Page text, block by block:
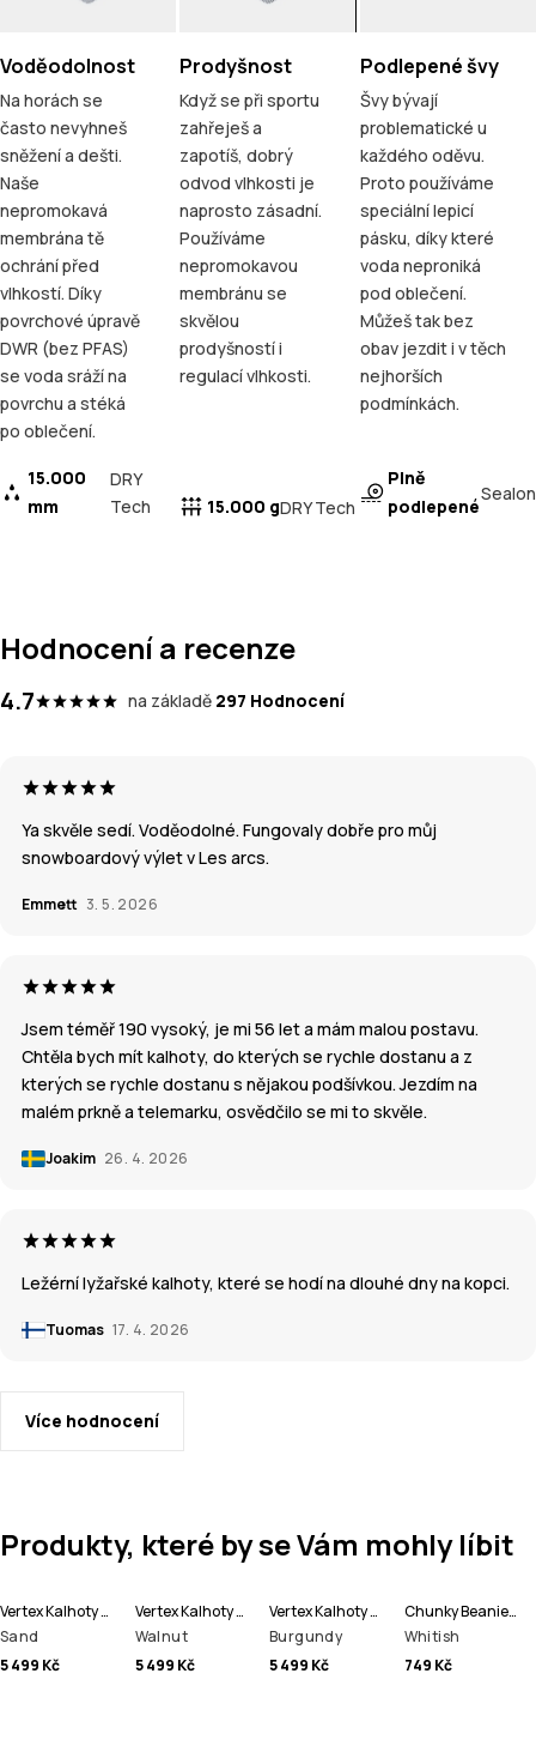
Voděodolnost
Na horách se
často nevyhneš
sněžení a dešti.
Naše
nepromokavá
membrána tě
ochrání před
vlhkostí. Díky
povrchové úpravě
DWR (bez PFAS)
se voda sráží na
povrchu a stéká
po oblečení.
15.000
mm
DRY
Tech
Prodyšnost
Když se při sportu
zahřeješ a
zapotíš, dobrý
odvod vlhkosti je
naprosto zásadní.
Používáme
nepromokavou
membránu se
skvělou
prodyšností i
regulací vlhkosti.
15.000 gDRY Tech
Podlepené švy
Švy bývají
problematické u
každého oděvu.
Proto používáme
speciální lepicí
pásku, díky které
voda neproniká
pod oblečení.
Můžeš tak bez
obav jezdit i v těch
nejhorších
podmínkách.
Plně
podlepené
Sealon
Hodnocení a recenze
4.7 na základě 297 Hodnocení
Ya skvěle sedí. Voděodolné. Fungovaly dobře pro můj
snowboardový výlet v Les arcs.
Emmett 3. 5. 2026
Jsem téměř 190 vysoký, je mi 56 let a mám malou postavu.
Chtěla bych mít kalhoty, do kterých se rychle dostanu a z
kterých se rychle dostanu s nějakou podšívkou. Jezdím na
malém prkně a telemarku, osvědčilo se mi to skvěle.
Joakim 26. 4. 2026
Ležérní lyžařské kalhoty, které se hodí na dlouhé dny na kopci.
Tuomas 17. 4. 2026
Více hodnocení
Produkty, které by se Vám mohly líbit
Vertex Kalhoty na Snowboard Pánské
Sand
5 499 Kč
Vertex Kalhoty na Snowboard Pánské
Walnut
5 499 Kč
Vertex Kalhoty na Snowboard Pánské
Burgundy
5 499 Kč
Chunky Beanie čepice
Whitish
749 Kč